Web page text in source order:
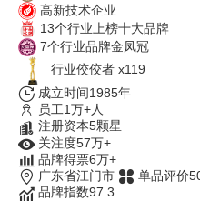
高新技术企业
13个行业上榜十大品牌
7个行业品牌金凤冠
行业佼佼者 x119
成立时间1985年
员工1万+人
注册资本5颗星
关注度57万+
品牌得票6万+
广东省江门市
单品评价
品牌指数97.3